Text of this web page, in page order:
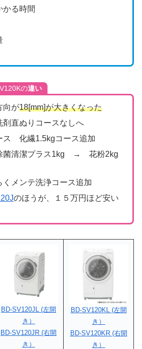
かる時間
の違い
向が18[mm]が大きくなった
直ぬりコースなしへ
ス 化繊1.5kgコース追加
菌清潔プラス1kg → 花粉2kg
洗浄コース追加
のほうが、１５万円ほど安い
BD-SV120JL (左開
き）
BD-SV120JR (右開
き）
BD-SV120KL (左開
き）
BD-SV120KR (右開
き）